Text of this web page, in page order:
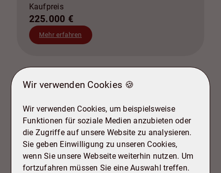
Kaufpreis
225.000 €
Mehr erfahren
38226 Salzgitter
Wir verwenden Cookies 🍪
Wir verwenden Cookies, um beispielsweise
Funktionen für soziale Medien anzubieten oder
die Zugriffe auf unsere Website zu analysieren.
Sie geben Einwilligung zu unseren Cookies,
wenn Sie unsere Webseite weiterhin nutzen. Um
fortzufahren müssen Sie eine Auswahl treffen.